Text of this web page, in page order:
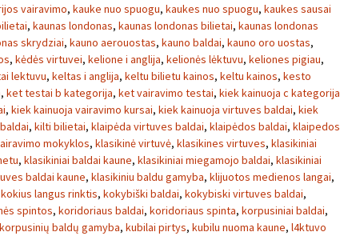
vairavimo, kauke nuo spuogu, kaukes nuo spuogu, kaukes sausai
, kaunas londonas, kaunas londonas bilietai, kaunas londonas
skrydziai, kauno aerouostas, kauno baldai, kauno oro uostas,
, kėdės virtuvei, kelione i anglija, kelionės lėktuvu, keliones pigiau,
lektuvu, keltas i anglija, keltu bilietu kainos, keltu kainos, kesto
, ket testai b kategorija, ket vairavimo testai, kiek kainuoja c kategorija
, kiek kainuoja vairavimo kursai, kiek kainuoja virtuves baldai, kiek
, kilti bilietai, klaipėda virtuves baldai, klaipėdos baldai, klaipedos
mokyklos, klasikinė virtuvė, klasikines virtuves, klasikiniai
, klasikiniai baldai kaune, klasikiniai miegamojo baldai, klasikiniai
baldai kaune, klasikiniu baldu gamyba, klijuotos medienos langai,
kokius langus rinktis, kokybiški baldai, kokybiski virtuves baldai,
spintos, koridoriaus baldai, koridoriaus spinta, korpusiniai baldai,
korpusinių baldų gamyba, kubilai pirtys, kubilu nuoma kaune, l4ktuvo